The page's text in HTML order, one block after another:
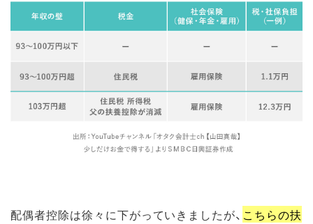
配偶者控除は徐々に下がっていきましたが、 こちらの扶